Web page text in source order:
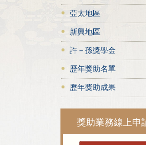
亞太地區
新興地區
許－孫獎學金
歷年獎助名單
歷年獎助成果
獎助業務線上申